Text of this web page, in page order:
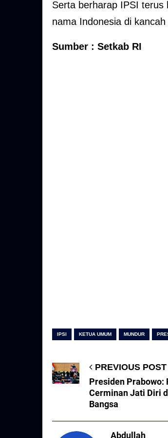
Serta berharap IPSI terus
nama Indonesia di kancah
Sumber : Setkab RI
IPSI KETUA UMUM MUNDUR
PREVIOUS POST
Presiden Prabowo:
Cerminan Jati Diri
Bangsa
Abdullah